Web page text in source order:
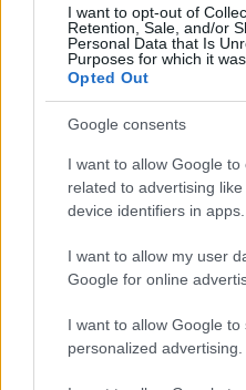
I want to opt-out of
Retention, Sale, and/or
Personal Data that Is
Purposes for which it
Opted Out
Google consents
I want to allow Google to
related to advertising
device identifiers in apps.
I want to allow my user
Google for online
I want to allow Google to
personalized advertising.